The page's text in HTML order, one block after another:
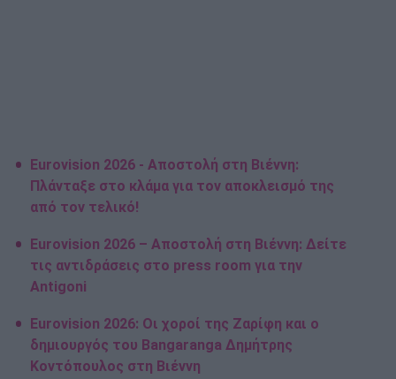
Eurovision 2026 - Αποστολή στη Βιέννη:
Πλάνταξε στο κλάμα για τον αποκλεισμό της
από τον τελικό!
Eurovision 2026 – Αποστολή στη Βιέννη: Δείτε
τις αντιδράσεις στο press room για την
Antigoni
Eurovision 2026: Οι χοροί της Ζαρίφη και ο
δημιουργός του Bangaranga Δημήτρης
Κοντόπουλος στη Βιέννη